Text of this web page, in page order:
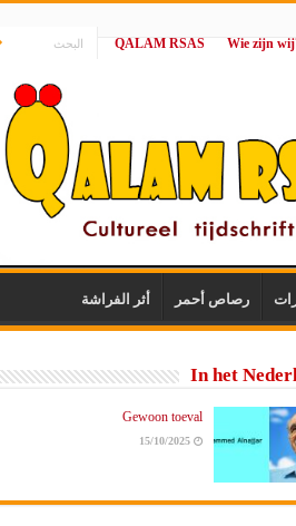
|
QALAM RSAS
رصاص أحمر أثر الفراشة
In het
Gewoon toeval
15/10/2025